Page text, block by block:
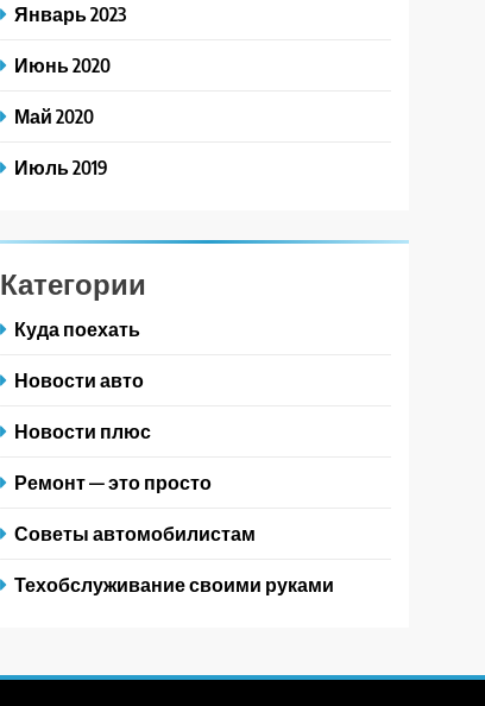
Январь 2023
Июнь 2020
Май 2020
Июль 2019
Категории
Куда поехать
Новости авто
Новости плюс
Ремонт — это просто
Советы автомобилистам
Техобслуживание своими руками